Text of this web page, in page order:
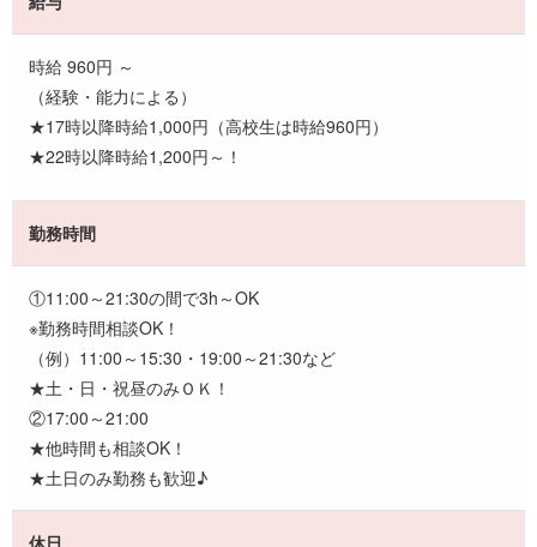
時給 960円 ～
（経験・能力による）
★17時以降時給1,000円（高校生は時給960円）
★22時以降時給1,200円～！
勤務時間
①11:00～21:30の間で3h～OK
※勤務時間相談OK！
（例）11:00～15:30・19:00～21:30など
★土・日・祝昼のみＯＫ！
②17:00～21:00
★他時間も相談OK！
★土日のみ勤務も歓迎♪
休日